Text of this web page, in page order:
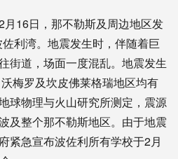
16日，那不勒斯及周边地区发
利湾。地震发生时，伴随着巨
街道，场面一度混乱。地震发生
梅罗及坎皮佛莱格瑞地区均有
球物理与火山研究所测定，震源
及整个那不勒斯地区。由于地震
紧急宣布波佐利所有学校于2月